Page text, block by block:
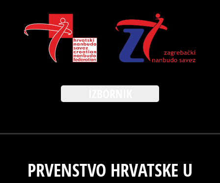
PRVENSTVO HRVATSKE U